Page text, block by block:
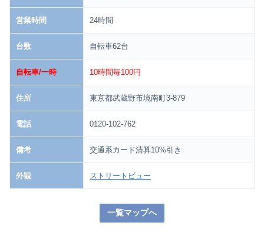
営業時間 24時間
台数 自転車62台
自転車/一時 10時間毎100円
住所 東京都武蔵野市境南町3-879
電話 0120-102-762
備考 交通系カード清算10%引き
外観 ストリートビュー
一覧マップへ